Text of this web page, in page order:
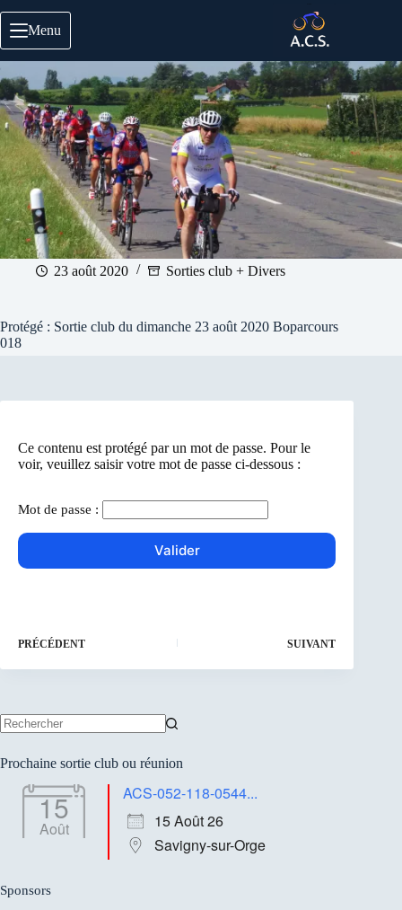
au
contenu
Menu
23 août 2020 Sorties club + Divers
Protégé : Sortie club du dimanche 23 août 2020 Boparcours
018
Ce contenu est protégé par un mot de passe. Pour le
voir, veuillez saisir votre mot de passe ci-dessous :
Mot de passe :
PRÉCÉDENT SUIVANT
résultat
Prochaine sortie club ou réunion
15
Août
ACS-052-118-0544...
15 Août 26
Savigny-sur-Orge
Sponsors